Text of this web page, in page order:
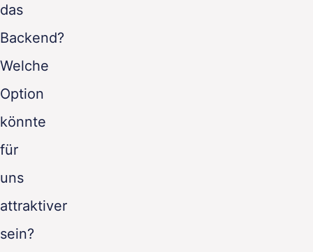
das
Backend?
Welche
Option
könnte
für
uns
attraktiver
sein?